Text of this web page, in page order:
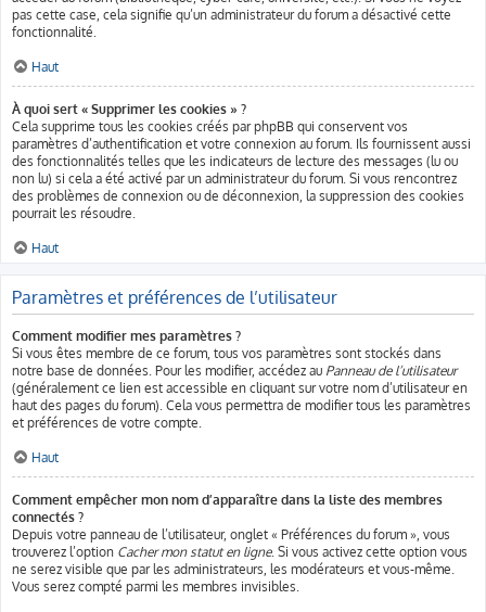
pas cette case, cela signifie qu’un administrateur du forum a désactivé cette
fonctionnalité.
Haut
À quoi sert « Supprimer les cookies » ?
Cela supprime tous les cookies créés par phpBB qui conservent vos
paramètres d’authentification et votre connexion au forum. Ils fournissent aussi
des fonctionnalités telles que les indicateurs de lecture des messages (lu ou
non lu) si cela a été activé par un administrateur du forum. Si vous rencontrez
des problèmes de connexion ou de déconnexion, la suppression des cookies
pourrait les résoudre.
Haut
Paramètres et préférences de l’utilisateur
Comment modifier mes paramètres ?
Si vous êtes membre de ce forum, tous vos paramètres sont stockés dans
notre base de données. Pour les modifier, accédez au Panneau de l’utilisateur
(généralement ce lien est accessible en cliquant sur votre nom d’utilisateur en
haut des pages du forum). Cela vous permettra de modifier tous les paramètres
et préférences de votre compte.
Haut
Comment empêcher mon nom d’apparaître dans la liste des membres
connectés ?
Depuis votre panneau de l’utilisateur, onglet « Préférences du forum », vous
trouverez l’option Cacher mon statut en ligne. Si vous activez cette option vous
ne serez visible que par les administrateurs, les modérateurs et vous-même.
Vous serez compté parmi les membres invisibles.